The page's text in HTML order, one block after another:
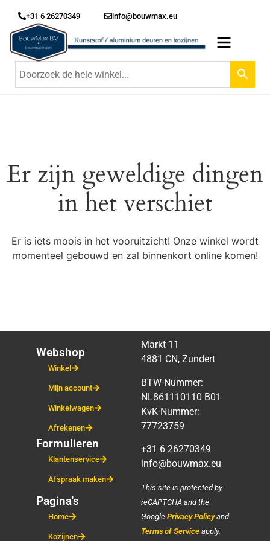
+31 6 26270349 info@bouwmax.eu
Er zijn geweldige dingen
in het verschiet
Er is iets moois in het vooruitzicht! Onze winkel wordt
momenteel gebouwd en zal binnenkort online komen!
Webshop
Winkel
Mijn account
Winkelwagen
Afrekenen
Formulieren
Klantenservice
Afspraak maken
Pagina's
Home
Kozijnen
Markt 11
4881 CN, Zundert
BTW-Nummer:
NL861110110 B01
KvK-Nummer:
77723759
+31 6 26270349
info@bouwmax.eu
This site is protected by
reCAPTCHA and the
Google Privacy Policyand
Terms of Service apply.